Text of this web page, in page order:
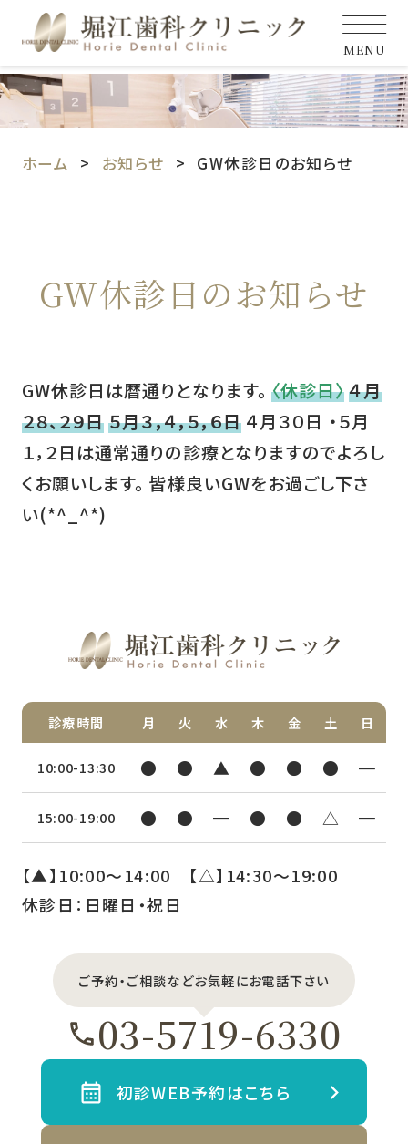
MENU
ホーム お知らせ GW休診日のお知らせ
GW休診日のお知らせ
GW休診日は暦通りとなります。 〈休診日〉 ４月
２８、２９日５月３，４，５，６日 ４月３０日 ・５月
１，２日は通常通りの診療となりますのでよろし
くお願いします。 皆様良いGWをお過ごし下さ
い(*^_^*)
診療時間 月 火 水 木 金 土 日
10:00-13:30 ● ● ▲ ● ● ● ━
15:00-19:00 ● ● ━ ● ● △ ━
【▲】10:00〜14:00 【△】14:30〜19:00
休診日：日曜日・祝日
ご予約・ご相談などお気軽にお電話下さい
03-5719-6330
初診WEB予約はこちら